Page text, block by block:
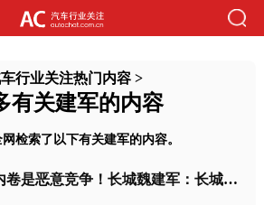
行业关注热门内容>
有关建军的内容
检索了以下有关建军的内容。
内卷是恶意竞争！长城魏建军：长城不怕跌出前十